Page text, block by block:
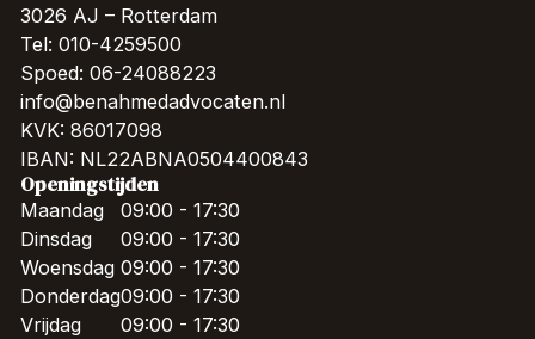
3026 AJ – Rotterdam
Tel: 010-4259500
Spoed: 06-24088223
info@benahmedadvocaten.nl
KVK: 86017098
IBAN: NL22ABNA0504400843
Openingstijden
Maandag
Dinsdag
Woensdag
Donderdag
Vrijdag
09:00 - 17:30
09:00 - 17:30
09:00 - 17:30
09:00 - 17:30
09:00 - 17:30